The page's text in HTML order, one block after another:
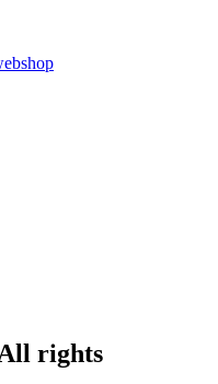
rights